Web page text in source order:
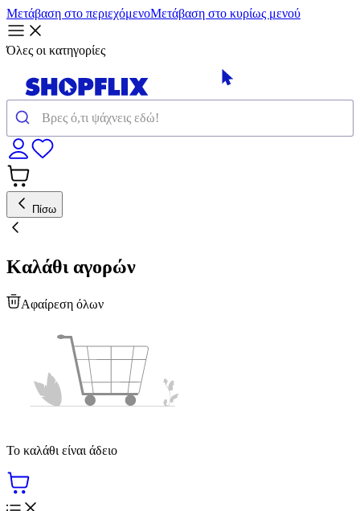
Μετάβαση στο περιεχόμενοΜετάβαση στο κυρίως μενού
Όλες οι κατηγορίες
Πίσω
Καλάθι αγορών
Αφαίρεση όλων
Το καλάθι είναι άδειο